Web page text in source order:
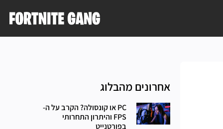
אחרונים מהבלוג
PC או קונסולה? הקרב על ה-
FPS והיתרון התחרותי
בפורטנייט